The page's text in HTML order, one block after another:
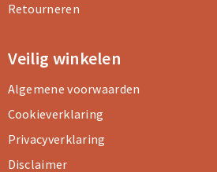
Retourneren
Veilig winkelen
Algemene voorwaarden
Cookieverklaring
Privacyverklaring
Disclaimer